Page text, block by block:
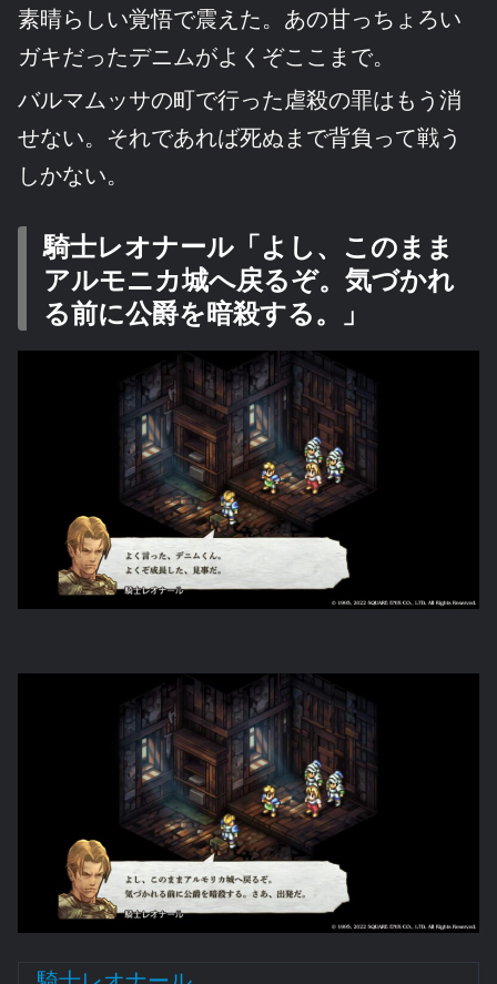
素晴らしい覚悟で震えた。あの甘っちょろい
ガキだったデニムがよくぞここまで。
バルマムッサの町で行った虐殺の罪はもう消
せない。それであれば死ぬまで背負って戦う
しかない。
騎士レオナール「よし、このまま
アルモニカ城へ戻るぞ。気づかれ
る前に公爵を暗殺する。」